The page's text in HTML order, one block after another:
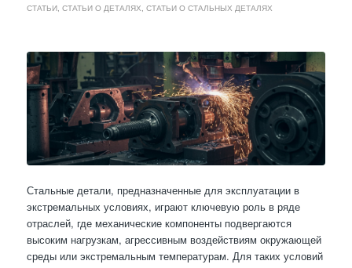
СТАТЬИ, СТАТЬИ О ДЕТАЛЯХ СТАТЬИ О СТАЛЬНЫХ ДЕТАЛЯХ
Стальные детали, предназначенные для эксплуатации в
экстремальных условиях, играют ключевую роль в ряде
отраслей, где механические компоненты подвергаются
высоким нагрузкам, агрессивным воздействиям окружающей
среды или экстремальным температурам. Для таких условий